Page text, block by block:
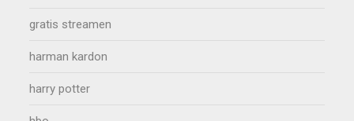
gratis streamen
harman kardon
harry potter